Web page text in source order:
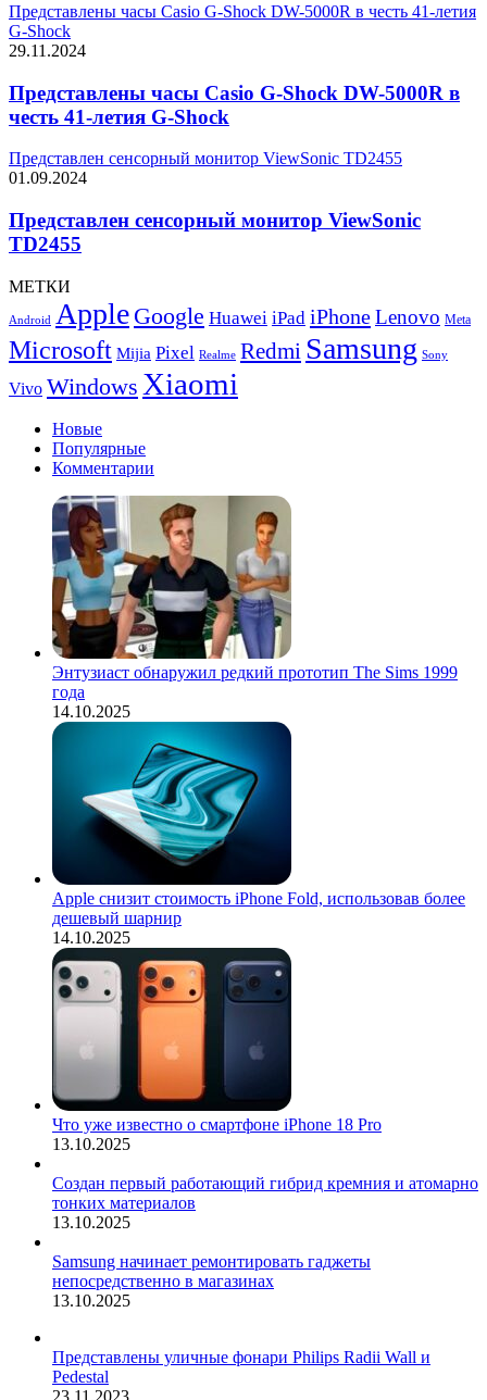
Представлены часы Casio G-Shock DW-5000R в честь 41-летия
G-Shock
29.11.2024
Представлены часы Casio G-Shock DW-5000R в
честь 41-летия G-Shock
Представлен сенсорный монитор ViewSonic TD2455
01.09.2024
Представлен сенсорный монитор ViewSonic
TD2455
МЕТКИ
Android Apple Google Huawei iPad iPhoneLenovo Meta
Microsoft Mijia Pixel Realme Redmi Samsung Sony
Vivo Windows Xiaomi
Новые
Популярные
Комментарии
Энтузиаст обнаружил редкий прототип The Sims 1999
года
14.10.2025
Apple снизит стоимость iPhone Fold, использовав более
дешевый шарнир
14.10.2025
Что уже известно о смартфоне iPhone 18 Pro
13.10.2025
Создан первый работающий гибрид кремния и атомарно
тонких материалов
13.10.2025
Samsung начинает ремонтировать гаджеты
непосредственно в магазинах
13.10.2025
Представлены уличные фонари Philips Radii Wall и
Pedestal
23.11.2023